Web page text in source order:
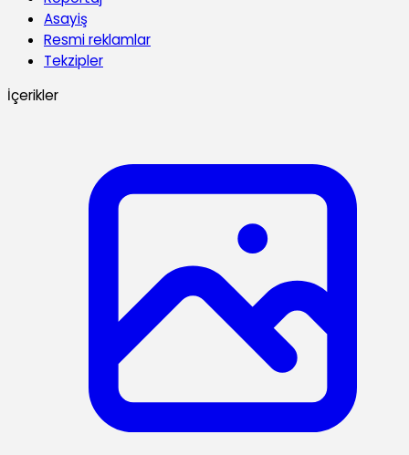
Asayiş
Resmi reklamlar
Tekzipler
İçerikler